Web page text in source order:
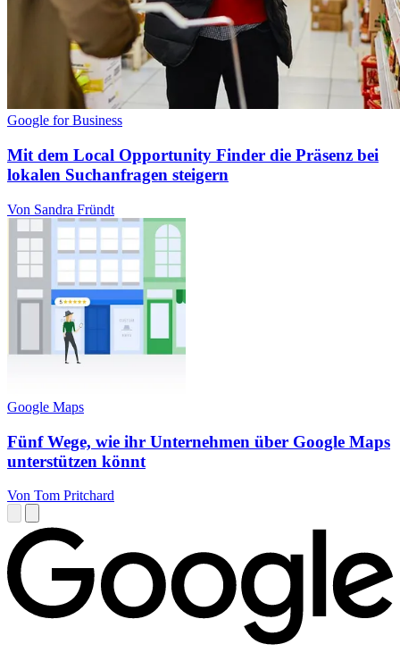
Google for Business
Mit dem Local Opportunity Finder die Präsenz bei
lokalen Suchanfragen steigern
Von Sandra Fründt
Google Maps
Fünf Wege, wie ihr Unternehmen über Google Maps
unterstützen könnt
Von Tom Pritchard